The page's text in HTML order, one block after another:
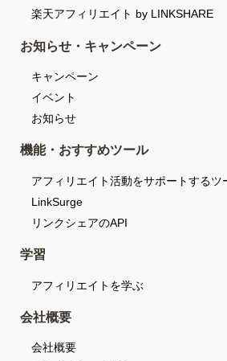
楽天アフィリエイト by LINKSHARE
お知らせ・キャンペーン
キャンペーン
イベント
お知らせ
機能・おすすめツール
アフィリエイト活動をサポートするツ
LinkSurge
リンクシェアのAPI
学習
アフィリエイトを学ぶ
会社概要
会社概要